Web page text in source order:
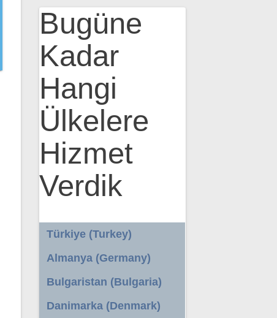
Bugüne
Kadar
Hangi
Ülkelere
Hizmet
Verdik
Türkiye (Turkey)
Almanya (Germany)
Bulgaristan (Bulgaria)
Danimarka (Denmark)